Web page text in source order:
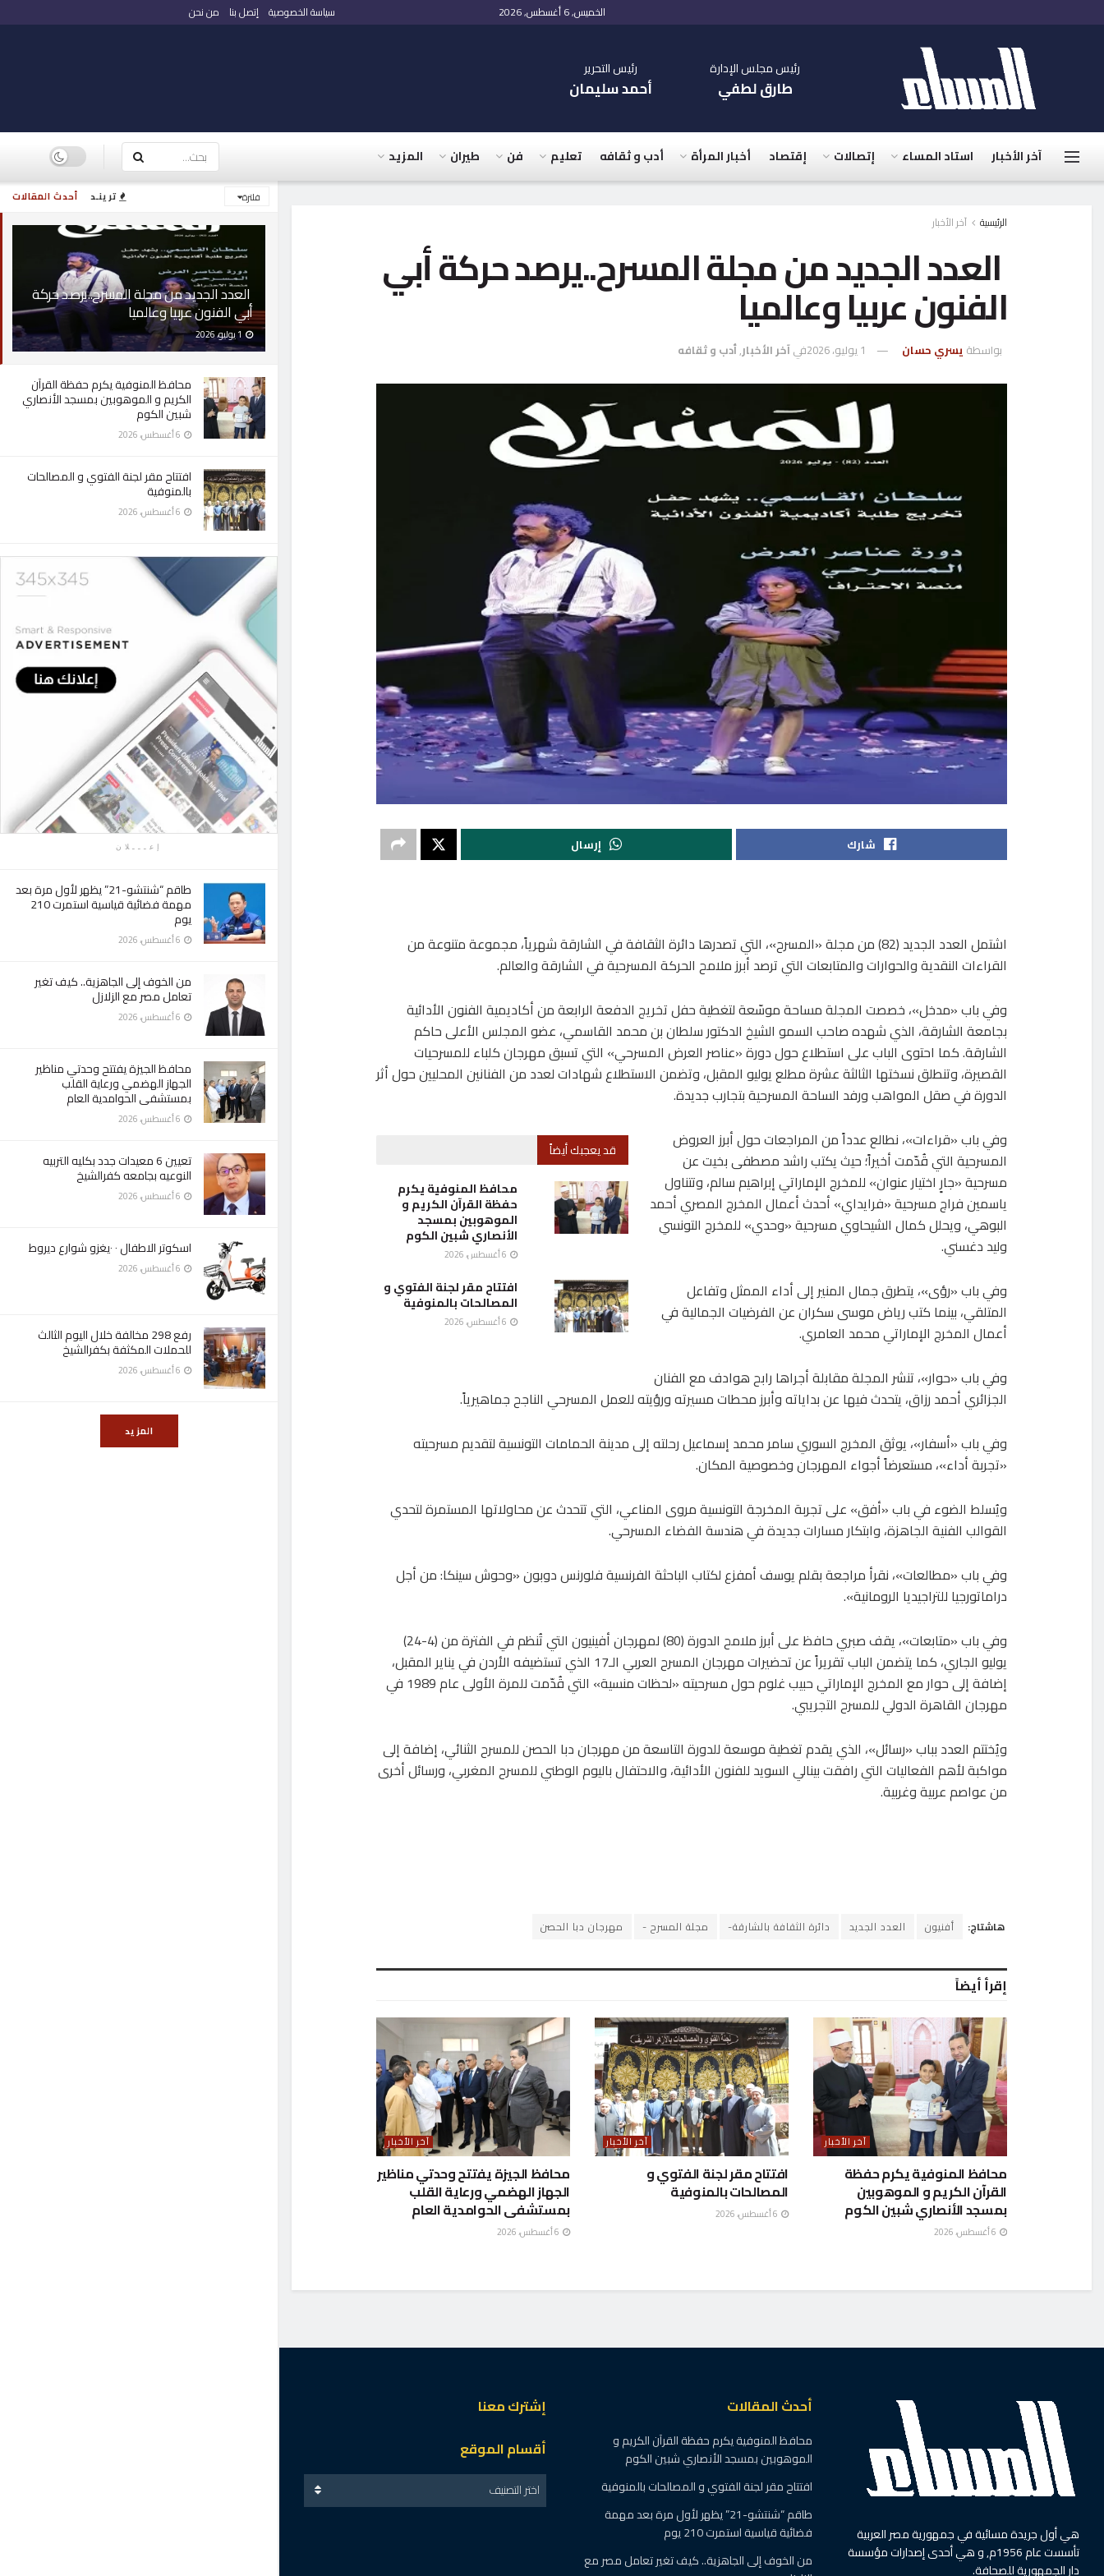
أحدث المقالات ترينـد فلترة
العدد الجديد من مجلة المسرح..يرصد حركة
أبي الفنون عربيا وعالميا
1 يوليو، 2026
محافظ المنوفية يكرم حفظة القرآن
الكريم و الموهوبين بمسجد الأنصاري
شبين الكوم
افتتاح مقر لجنة الفتوي و المصالحات
بالمنوفية
إعـــلان
طاقم “شنتشو-21” يظهر لأول مرة بعد
مهمة فضائية قياسية استمرت 210
يوم
من الخوف إلى الجاهزية.. كيف تغير
تعامل مصر مع الزلازل
محافظ الجيزة يفتتح وحدتي مناظير
الجهاز الهضمي ورعاية القلب
بمستشفى الحوامدية العام
تعيين 6 معيدات جدد بكليه التربيه
النوعيه بجامعه كفرالشيخ
اسكوتر الاطفال ٠ ٠يغزو شوارع ديروط
رفع 298 مخالفة خلال اليوم الثالث
للحملات المكثفة بكفرالشيخ
المزيد
الخميس, 6 أغسطس, 2026 سياسة الخصوصية إتصل بنا من نحن
رئيس مجلس الإدارة
طارق لطفي
رئيس التحرير
أحمد سليمان
آخر الأخبار استاد المساء إتصالات إقتصاد أخبار المرأة أدب و ثقافه تعليم فن طيران المزيد
الرئيسية آخر الأخبار
العدد الجديد من مجلة المسرح..يرصد حركة أبي
الفنون عربيا وعالميا
بواسطة يسري حسان 1 يوليو، 2026 فيآخر الأخبار,أدب و ثقافه
شارك إرسال
اشتمل العدد الجديد (82) من مجلة «المسرح»، التي تصدرها دائرة الثقافة في الشارقة شهرياً، مجموعة متنوعة من
القراءات النقدية والحوارات والمتابعات التي ترصد أبرز ملامح الحركة المسرحية في الشارقة والعالم.
وفي باب «مدخل»، خصصت المجلة مساحة موسّعة لتغطية حفل تخريج الدفعة الرابعة من أكاديمية الفنون الأدائية
بجامعة الشارقة، الذي شهده صاحب السمو الشيخ الدكتور سلطان بن محمد القاسمي، عضو المجلس الأعلى حاكم
الشارقة. كما احتوى الباب على استطلاع حول دورة «عناصر العرض المسرحي» التي تسبق مهرجان كلباء للمسرحيات
القصيرة، وتنطلق نسختها الثالثة عشرة مطلع يوليو المقبل، وتضمن الاستطلاع شهادات لعدد من الفنانين المحليين حول أثر
الدورة في صقل المواهب ورفد الساحة المسرحية بتجارب جديدة.
قد يعجبك أيضاً
محافظ المنوفية يكرم
حفظة القرآن الكريم و
الموهوبين بمسجد
الأنصاري شبين الكوم
افتتاح مقر لجنة الفتوي و
المصالحات بالمنوفية
وفي باب «قراءات»، نطالع عدداً من المراجعات حول أبرز العروض
المسرحية التي قُدّمت أخيراً؛ حيث يكتب راشد مصطفى بخيت عن
مسرحية «جارٍ اختيار عنوان» للمخرج الإماراتي إبراهيم سالم، وتتناول
ياسمين فراج مسرحية «فرايداي» أحدث أعمال المخرج المصري أحمد
البوهي، ويحلل كمال الشيحاوي مسرحية «وحدي» للمخرج التونسي
وليد دغسني.
وفي باب «رؤى»، يتطرق جمال المنير إلى أداء الممثل وتفاعل
المتلقي، بينما كتب رياض موسى سكران عن الفرضيات الجمالية في
أعمال المخرج الإماراتي محمد العامري.
وفي باب «حوار»، تنشر المجلة مقابلة أجراها رابح هوادف مع الفنان
الجزائري أحمد رزاق، يتحدث فيها عن بداياته وأبرز محطات مسيرته ورؤيته للعمل المسرحي الناجح جماهيرياً.
وفي باب «أسفار»، يوثق المخرج السوري سامر محمد إسماعيل رحلته إلى مدينة الحمامات التونسية لتقديم مسرحيته
«تجربة أداء»، مستعرضاً أجواء المهرجان وخصوصية المكان.
ويُسلط الضوء في باب «أفق» على تجربة المخرجة التونسية مروى المناعي، التي تتحدث عن محاولاتها المستمرة لتحدي
القوالب الفنية الجاهزة، وابتكار مسارات جديدة في هندسة الفضاء المسرحي.
وفي باب «مطالعات»، نقرأ مراجعة بقلم يوسف أمفزع لكتاب الباحثة الفرنسية فلورنس دوبون «وحوش سينكا: من أجل
دراماتورجيا للتراجيديا الرومانية».
وفي باب «متابعات»، يقف صبري حافظ على أبرز ملامح الدورة (80) لمهرجان أفينيون التي تُنظم في الفترة من (4-24)
يوليو الجاري، كما يتضمن الباب تقريراً عن تحضيرات مهرجان المسرح العربي الـ17 الذي تستضيفه الأردن في يناير المقبل،
إضافة إلى حوار مع المخرج الإماراتي حبيب غلوم حول مسرحيته «لحظات منسية» التي قُدّمت للمرة الأولى عام 1989 في
مهرجان القاهرة الدولي للمسرح التجريبي.
ويُختتم العدد بباب «رسائل»، الذي يقدم تغطية موسعة للدورة التاسعة من مهرجان دبا الحصن للمسرح الثنائي، إضافة إلى
مواكبة لأهم الفعاليات التي رافقت بينالي السويد للفنون الأدائية، والاحتفال باليوم الوطني للمسرح المغربي، ورسائل أخرى
من عواصم عربية وغربية.
هاشتاج: أفنيون العدد الجديد دائرة الثقافة بالشارقة- مجلة المسرح - مهرجان دبا الحصن
إقرأ أيضاً
آخر الأخبار
محافظ المنوفية يكرم حفظة
القرآن الكريم و الموهوبين
بمسجد الأنصاري شبين الكوم
آخر الأخبار
افتتاح مقر لجنة الفتوي و
المصالحات بالمنوفية
آخر الأخبار
محافظ الجيزة يفتتح وحدتي مناظير
الجهاز الهضمي ورعاية القلب
بمستشفى الحوامدية العام
هي أول جريدة مسائية في جمهورية مصر العربية
تأسست عام 1956م, و هي أحدى إصدارات مؤسسة
دار الجمهورية للصحافة.
أحدث المقالات
محافظ المنوفية يكرم حفظة القرآن الكريم و
الموهوبين بمسجد الأنصاري شبين الكوم
افتتاح مقر لجنة الفتوي و المصالحات بالمنوفية
طاقم “شنتشو-21” يظهر لأول مرة بعد مهمة
فضائية قياسية استمرت 210 يوم
من الخوف إلى الجاهزية.. كيف تغير تعامل مصر مع
إشترك معنا
أقسام الموقع
اختر التصنيف